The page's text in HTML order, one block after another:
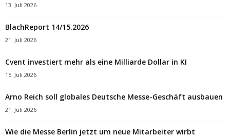
13. Juli 2026
BlachReport 14/15.2026
21. Juli 2026
Cvent investiert mehr als eine Milliarde Dollar in KI
15. Juli 2026
Arno Reich soll globales Deutsche Messe-Geschäft ausbauen
21. Juli 2026
Wie die Messe Berlin jetzt um neue Mitarbeiter wirbt